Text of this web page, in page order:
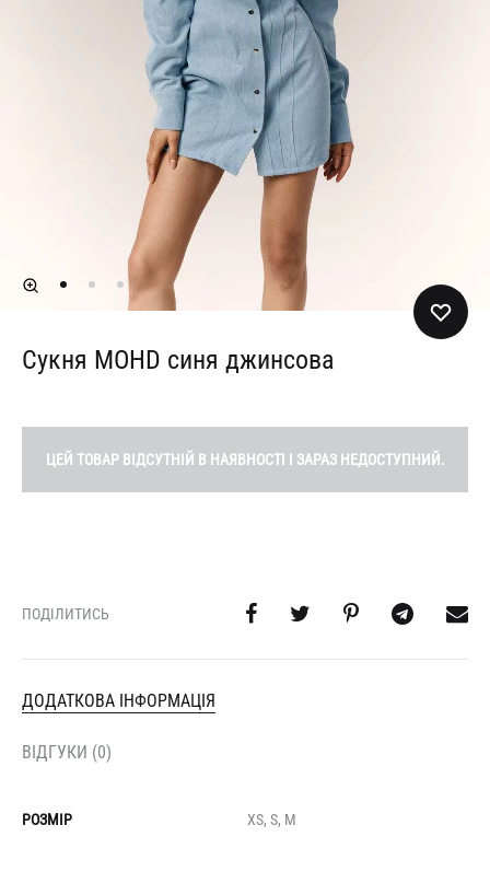
Сукня MOHD синя джинсова
ЦЕЙ ТОВАР ВІДСУТНІЙ В НАЯВНОСТІ І ЗАРАЗ НЕДОСТУПНИЙ.
ПОДІЛИТИСЬ
ДОДАТКОВА ІНФОРМАЦІЯ
ВІДГУКИ (0)
РОЗМІР XS, S, М